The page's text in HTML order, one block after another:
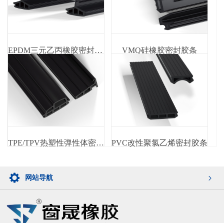
EPDM三元乙丙橡胶密封胶条 VMQ硅橡胶密封胶条
TPE/TPV热塑性弹性体密封胶条 PVC改性聚氯乙烯密封胶条
网站导航